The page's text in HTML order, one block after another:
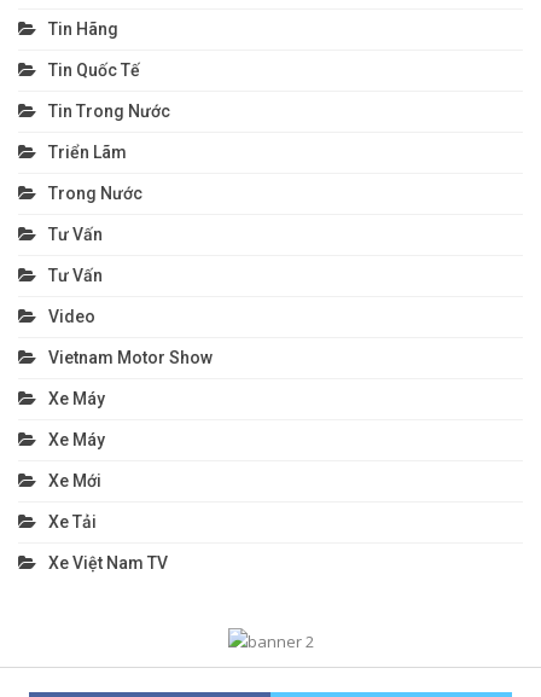
Tin Hãng
Tin Quốc Tế
Tin Trong Nước
Triển Lãm
Trong Nước
Tư Vấn
Tư Vấn
Video
Vietnam Motor Show
Xe Máy
Xe Máy
Xe Mới
Xe Tải
Xe Việt Nam TV